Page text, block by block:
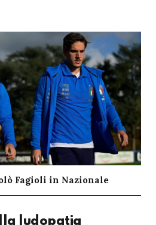
Fagioli in Nazionale
ludopatia